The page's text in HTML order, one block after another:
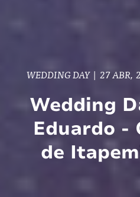
WEDDING DAY| 27 ABR,
Wedding
Eduardo -
de